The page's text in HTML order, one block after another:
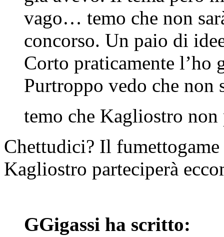
vago… temo che non
concorso. Un paio di
Corto praticamente l’ho
Purtroppo vedo che non
temo che Kagliostro
Chettudici? Il fumettogame
Kagliostro parteciperà
GGigassi ha scritto: